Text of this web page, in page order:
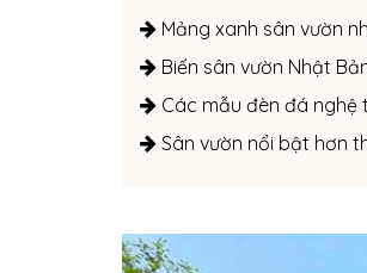
Mảng xanh sân vườn
Biến sân vườn Nhật
Các mẫu đèn đá nghệ
Sân vườn nổi bật hơn